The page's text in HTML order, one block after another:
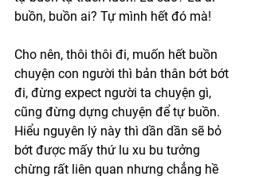
buồn, buồn ai? Tự mình hết đó mà!
Cho nên, thôi thôi đi, muốn hết buồn
chuyện con người thì bản thân bớt bớt
đi, đừng expect người ta chuyện gì,
cũng đừng dựng chuyện để tự buồn.
Hiểu nguyên lý này thì dần dần sẽ bỏ
bớt được mấy thứ lu xu bu tưởng
chừng rất liên quan nhưng chẳng hề